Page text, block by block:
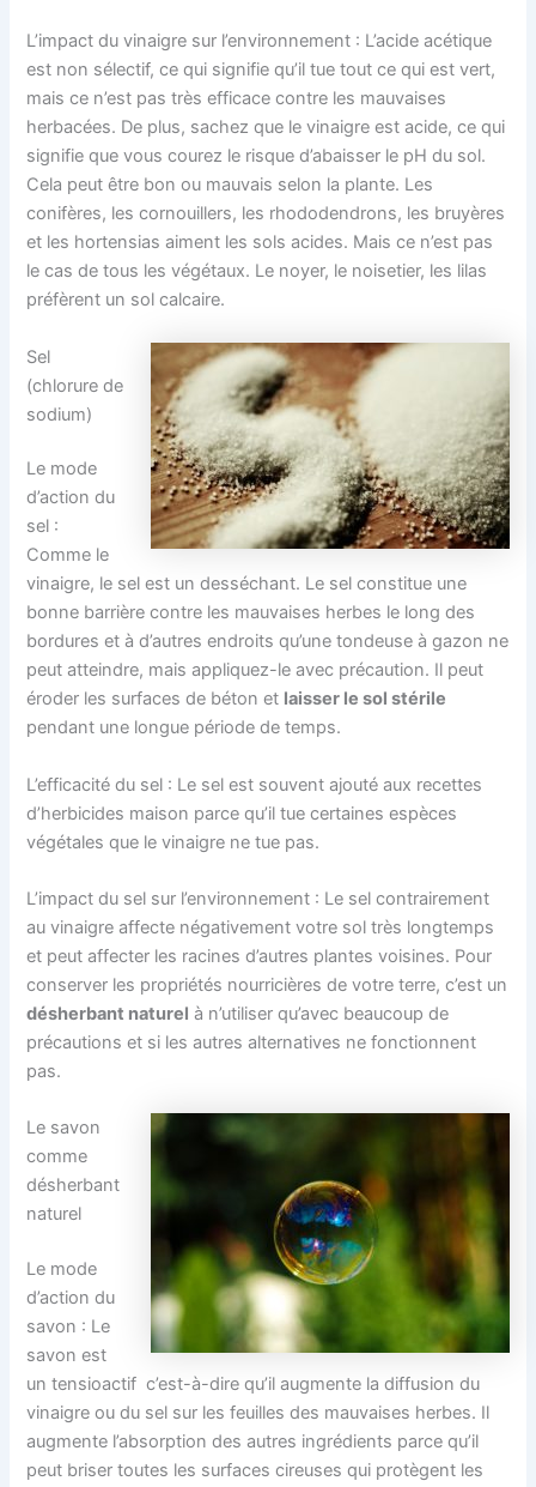
L’impact du vinaigre sur l’environnement : L’acide acétique
est non sélectif, ce qui signifie qu’il tue tout ce qui est vert,
mais ce n’est pas très efficace contre les mauvaises
herbacées. De plus, sachez que le vinaigre est acide, ce qui
signifie que vous courez le risque d’abaisser le pH du sol.
Cela peut être bon ou mauvais selon la plante. Les
conifères, les cornouillers, les rhododendrons, les bruyères
et les hortensias aiment les sols acides. Mais ce n’est pas
le cas de tous les végétaux. Le noyer, le noisetier, les lilas
préfèrent un sol calcaire.
Sel
(chlorure de
sodium)
Le mode
d’action du
sel :
Comme le
vinaigre, le sel est un desséchant. Le sel constitue une
bonne barrière contre les mauvaises herbes le long des
bordures et à d’autres endroits qu’une tondeuse à gazon ne
peut atteindre, mais appliquez-le avec précaution. Il peut
éroder les surfaces de béton et laisser le sol stérile
pendant une longue période de temps.
L’efficacité du sel : Le sel est souvent ajouté aux recettes
d’herbicides maison parce qu’il tue certaines espèces
végétales que le vinaigre ne tue pas.
L’impact du sel sur l’environnement : Le sel contrairement
au vinaigre affecte négativement votre sol très longtemps
et peut affecter les racines d’autres plantes voisines. Pour
conserver les propriétés nourricières de votre terre, c’est un
désherbant naturel à n’utiliser qu’avec beaucoup de
précautions et si les autres alternatives ne fonctionnent
pas.
Le savon
comme
désherbant
naturel
Le mode
d’action du
savon : Le
savon est
un tensioactif c’est-à-dire qu’il augmente la diffusion du
vinaigre ou du sel sur les feuilles des mauvaises herbes. Il
augmente l’absorption des autres ingrédients parce qu’il
peut briser toutes les surfaces cireuses qui protègent les